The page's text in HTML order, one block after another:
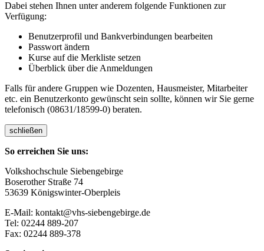
Dabei stehen Ihnen unter anderem folgende Funktionen zur
Verfügung:
Benutzerprofil und Bankverbindungen bearbeiten
Passwort ändern
Kurse auf die Merkliste setzen
Überblick über die Anmeldungen
Falls für andere Gruppen wie Dozenten, Hausmeister, Mitarbeiter
etc. ein Benutzerkonto gewünscht sein sollte, können wir Sie gerne
telefonisch (08631/18599-0) beraten.
schließen
So erreichen Sie uns:
Volkshochschule Siebengebirge
Boserother Straße 74
53639 Königswinter-Oberpleis
E-Mail: kontakt@vhs-siebengebirge.de
Tel: 02244 889-207
Fax: 02244 889-378